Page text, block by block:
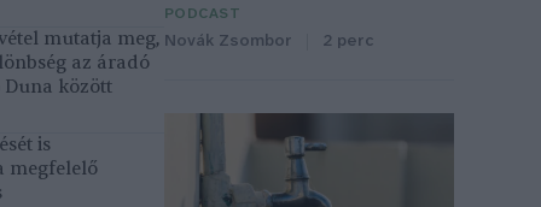
mutatja meg,
az áradó
Duna között
is
megfelelő
PODCAST
Novák Zsombor 2 perc